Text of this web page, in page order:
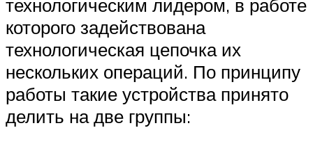
технологическим лидером, в работе
которого задействована
технологическая цепочка их
нескольких операций. По принципу
работы такие устройства принято
делить на две группы: